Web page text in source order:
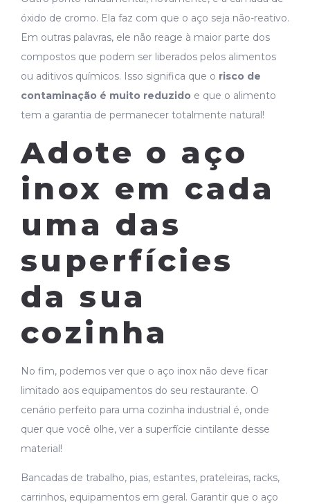
óxido de cromo. Ela faz com que o aço seja não-reativo.
Em outras palavras, ele não reage à maior parte dos
compostos que podem ser liberados pelos alimentos
ou aditivos químicos. Isso significa que o risco de
contaminação é muito reduzido e que o alimento
tem a garantia de permanecer totalmente natural!
Adote o aço
inox em cada
uma das
superfícies
da sua
cozinha
No fim, podemos ver que o aço inox não deve ficar
limitado aos equipamentos do seu restaurante. O
cenário perfeito para uma cozinha industrial é, onde
quer que você olhe, ver a superfície cintilante desse
material!
Bancadas de trabalho, pias, estantes, prateleiras, racks,
carrinhos, equipamentos em geral. Garantir que o aço